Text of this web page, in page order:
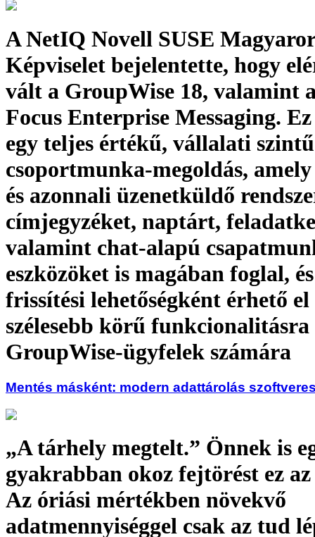
A NetIQ Novell SUSE
Képviselet bejelentette, hogy
vált a GroupWise 18, valamint
Focus Enterprise Messaging.
egy teljes értékű, vállalati szintű
csoportmunka-megoldás, amely
és azonnali üzenetküldő
címjegyzéket, naptárt,
valamint chat-alapú
eszközöket is magában foglal,
frissítési lehetőségként érhető el
szélesebb körű funkcionalitásra
GroupWise-ügyfelek számára
Mentés másként: modern adattárolás
„A tárhely megtelt.” Önnek is
gyakrabban okoz fejtörést ez az
Az óriási mértékben növekvő
adatmennyiséggel csak az tud